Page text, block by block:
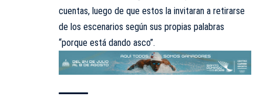
cuentas, luego de que estos la invitaran a retirarse
de los escenarios según sus propias palabras
“porque está dando asco”.